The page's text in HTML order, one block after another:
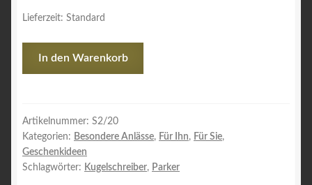
Lieferzeit: Standard
Menge
In den Warenkorb
Artikelnummer: S2/20
Kategorien: Besondere Anlässe, Für Ihn, Für Sie,
Geschenkideen
Schlagwörter: Kugelschreiber, Parker